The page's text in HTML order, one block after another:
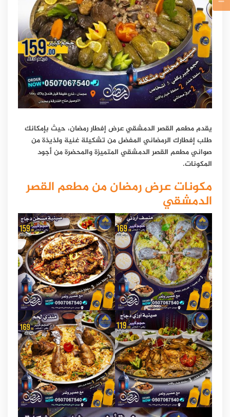
يقدم مطعم القصر الدمشقي عرض إفطار رمضان، حيث بإمكانك
طلب إفطارك الرمضاني المفضل من تشكيلة غنية ولذيذة من
صواني مطعم القصر الدمشقي المتميزة والمحضرة من أجود
المكونات.
مكونات عرض رمضان من مطعم القصر
الدمشقي